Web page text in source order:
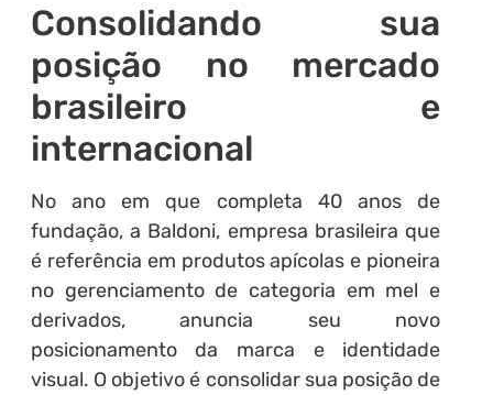
Consolidando sua
posição no mercado
brasileiro e
internacional
No ano em que completa 40 anos de
fundação, a Baldoni, empresa brasileira que
é referência em produtos apícolas e pioneira
no gerenciamento de categoria em mel e
derivados, anuncia seu novo
posicionamento da marca e identidade
visual. O objetivo é consolidar sua posição de